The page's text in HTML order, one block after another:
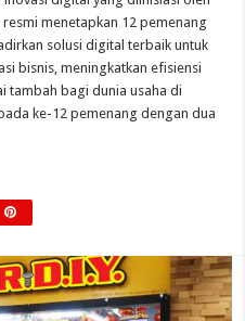
menetapkan 12 pemenang
solusi digital terbaik untuk
bisnis, meningkatkan efisiensi
tambah bagi dunia usaha di
ke-12 pemenang dengan dua